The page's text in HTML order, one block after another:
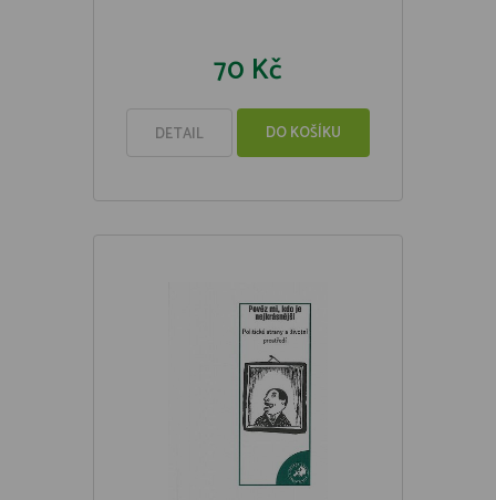
70 Kč
DETAIL DO KOŠÍKU